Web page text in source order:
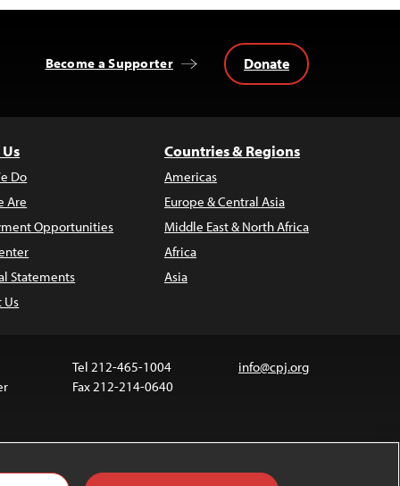
Become a Supporter Donate
Do
Are
Opportunities
Statements
Us
Countries & Regions
Americas
Europe & Central Asia
Middle East & North Africa
Africa
Asia
Tel 212-465-1004
Fax 212-214-0640
info@cpj.org